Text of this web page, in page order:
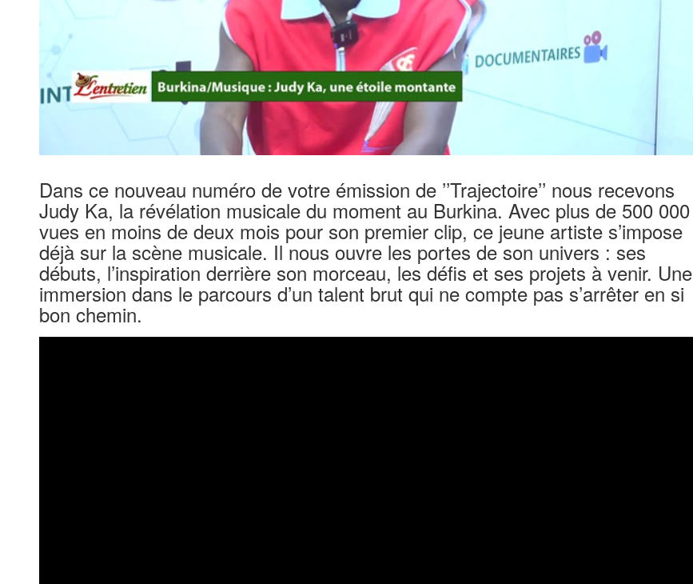
‎Dans ce nouveau numéro de votre émission de ’’Trajectoire’’ nous recevons
Judy Ka, la révélation musicale du moment au Burkina. Avec plus de 500 000
vues en moins de deux mois pour son premier clip, ce jeune artiste s’impose
déjà sur la scène musicale. Il nous ouvre les portes de son univers : ses
débuts, l’inspiration derrière son morceau, les défis et ses projets à venir. Une
immersion dans le parcours d’un talent brut qui ne compte pas s’arrêter en si
bon chemin.